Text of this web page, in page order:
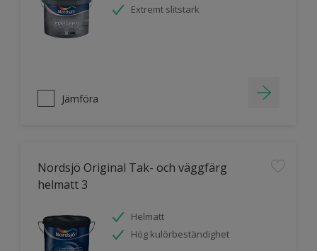
Extremt slitstark
Jämföra
Nordsjö Original Tak- och väggfärg
helmatt 3
Helmatt
Hög kulörbeständighet